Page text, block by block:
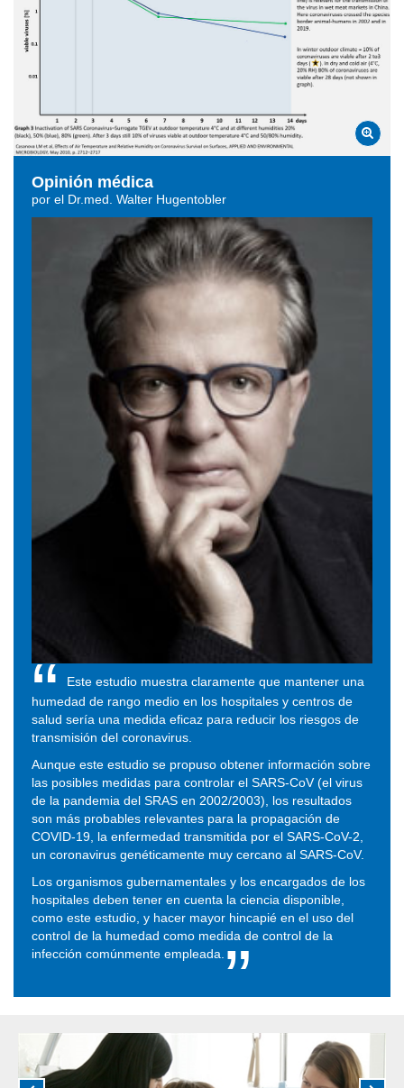
Opinión médica
por el Dr.med. Walter Hugentobler
Este estudio muestra claramente que mantener una
humedad de rango medio en los hospitales y centros de
salud sería una medida eficaz para reducir los riesgos de
transmisión del coronavirus.
Aunque este estudio se propuso obtener información sobre
las posibles medidas para controlar el SARS-CoV (el virus
de la pandemia del SRAS en 2002/2003), los resultados
son más probables relevantes para la propagación de
COVID-19, la enfermedad transmitida por el SARS-CoV-2,
un coronavirus genéticamente muy cercano al SARS-CoV.
Los organismos gubernamentales y los encargados de los
hospitales deben tener en cuenta la ciencia disponible,
como este estudio, y hacer mayor hincapié en el uso del
control de la humedad como medida de control de la
infección comúnmente empleada.